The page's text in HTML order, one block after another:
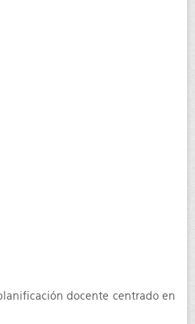
docente centrado en